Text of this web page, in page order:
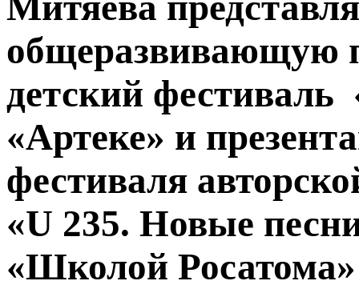
общеразвивающую
детский
«Артеке» и
фестиваля
«U 235. Новые
«Школой Росатома»